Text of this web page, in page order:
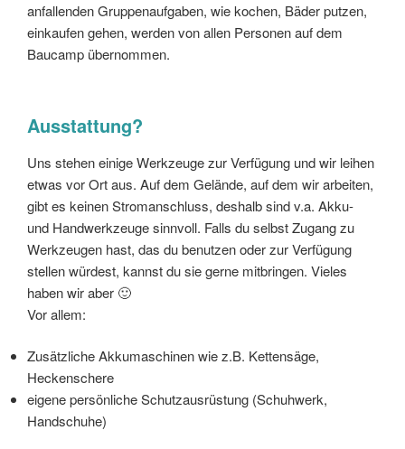
anfallenden Gruppenaufgaben, wie kochen, Bäder putzen,
einkaufen gehen, werden von allen Personen auf dem
Baucamp übernommen.
Ausstattung?
Uns stehen einige Werkzeuge zur Verfügung und wir leihen
etwas vor Ort aus. Auf dem Gelände, auf dem wir arbeiten,
gibt es keinen Stromanschluss, deshalb sind v.a. Akku-
und Handwerkzeuge sinnvoll. Falls du selbst Zugang zu
Werkzeugen hast, das du benutzen oder zur Verfügung
stellen würdest, kannst du sie gerne mitbringen. Vieles
haben wir aber 🙂
Vor allem:
Zusätzliche Akkumaschinen wie z.B. Kettensäge,
Heckenschere
eigene persönliche Schutzausrüstung (Schuhwerk,
Handschuhe)